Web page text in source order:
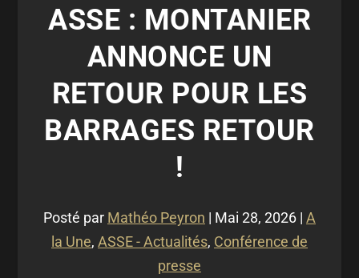
ASSE : MONTANIER
ANNONCE UN
RETOUR POUR LES
BARRAGES RETOUR
!
Posté par Mathéo Peyron | Mai 28, 2026 | A
la Une, ASSE - Actualités, Conférence de
presse